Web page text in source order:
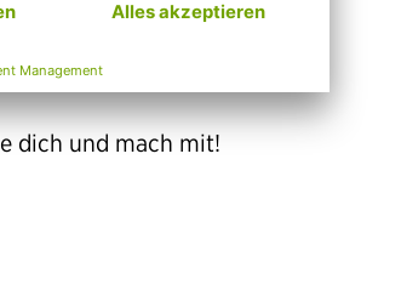
Park, usw. Dabei tun wir
dich und mach mit!